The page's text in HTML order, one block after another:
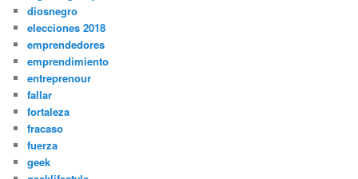
diosnegro
elecciones 2018
emprendedores
emprendimiento
entreprenour
fallar
fortaleza
fracaso
fuerza
geek